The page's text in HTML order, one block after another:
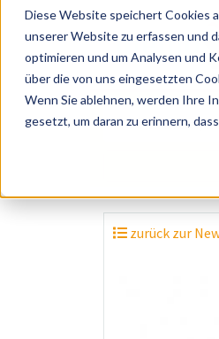
Diese Website speichert Cookies
unserer Website zu erfassen und
optimieren und um Analysen und
über die von uns eingesetzten
Wenn Sie ablehnen, werden Ihre
gesetzt, um daran zu erinnern,
zurück zur
Künstler, Zelte, Bands, Catering,